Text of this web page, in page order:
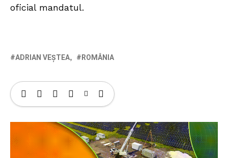
oficial mandatul.
ADRIAN VEȘTEA ROMÂNIA